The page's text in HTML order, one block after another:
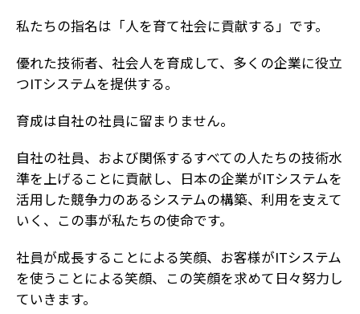
私たちの指名は「人を育て社会に貢献する」です。
優れた技術者、社会人を育成して、多くの企業に役立
つITシステムを提供する。
育成は自社の社員に留まりません。
自社の社員、および関係するすべての人たちの技術水
準を上げることに貢献し、日本の企業がITシステムを
活用した競争力のあるシステムの構築、利用を支えて
いく、この事が私たちの使命です。
社員が成長することによる笑顔、お客様がITシステム
を使うことによる笑顔、この笑顔を求めて日々努力し
ていきます。